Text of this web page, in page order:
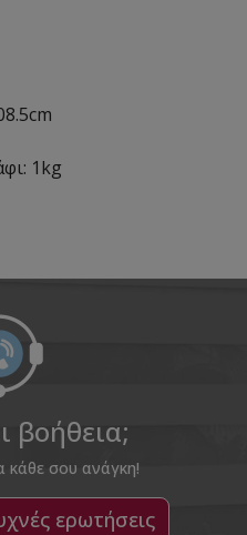
1kg
βοήθεια;
κάθε σου ανάγκη!
ερωτήσεις